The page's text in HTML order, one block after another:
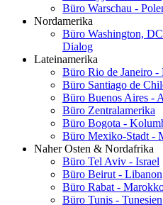
Büro Warschau -
Nordamerika
Büro Washington,
Dialog
Lateinamerika
Büro Rio de Janeiro -
Büro Santiago de
Büro Buenos Aires -
Büro Zentralamerika
Büro Bogota -
Büro Mexiko-Stadt -
Naher Osten & Nordafrika
Büro Tel Aviv - Israel
Büro Beirut -
Büro Rabat -
Büro Tunis - Tunesien